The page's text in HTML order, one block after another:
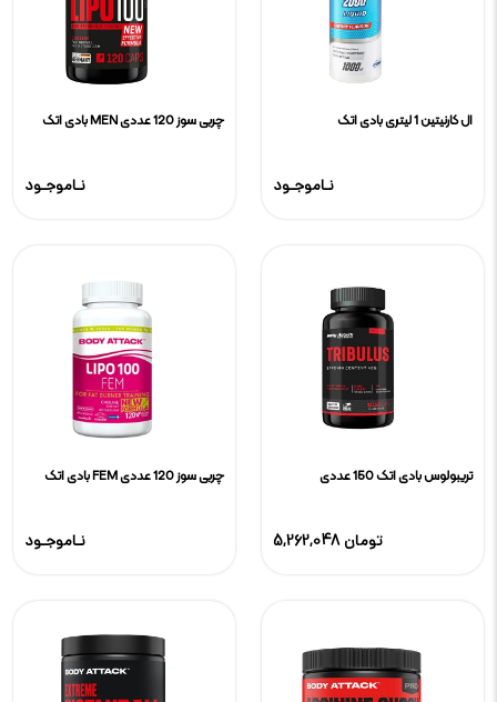
چربی سوز 120 عددی MEN بادی اتک
نـاموجـود
ال کارنیتین 1 لیتری بادی اتک
نـاموجـود
چربی سوز 120 عددی FEM بادی اتک
نـاموجـود
تریبولوس بادی اتک 150 عددی
5,262,048 تومان